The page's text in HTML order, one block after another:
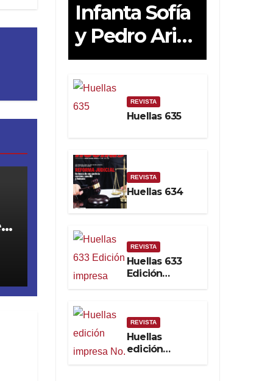
Infanta Sofía
y Pedro Ariza
Fernández
Forjan el
Futuro de la
Real
REVISTA
Huellas 635
REVISTA
Huellas 634
REVISTA
Huellas 633
Edición
REVISTA
Huellas
edición